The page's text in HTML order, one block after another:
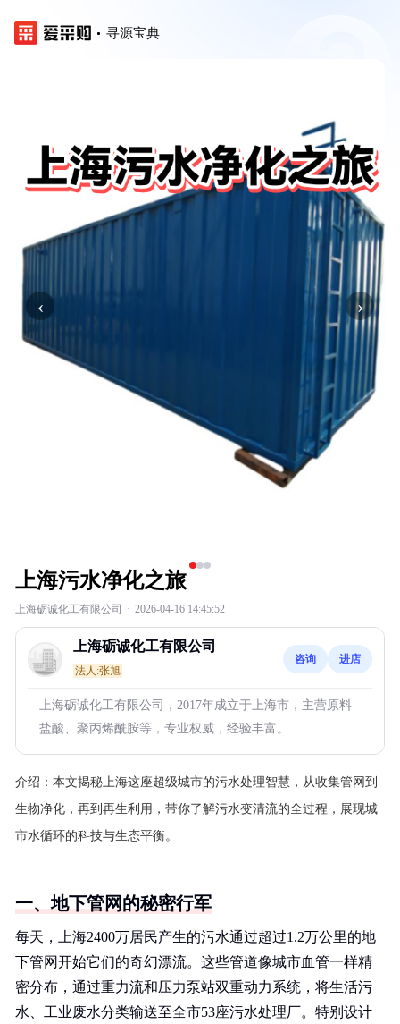
寻源宝典
‹ ›
上海污水净化之旅
上海砺诚化工有限公司 · 2026-04-16 14:45:52
上海砺诚化工有限公司
法人:张旭
咨询 进店
上海砺诚化工有限公司，2017年成立于上海市，主营原料
盐酸、聚丙烯酰胺等，专业权威，经验丰富。
介绍： 本文揭秘上海这座超级城市的污水处理智慧，从收集管网到
生物净化，再到再生利用，带你了解污水变清流的全过程，展现城
市水循环的科技与生态平衡。
一、地下管网的秘密行军
每天，上海2400万居民产生的污水通过超过1.2万公里的地
下管网开始它们的奇幻漂流。这些管道像城市血管一样精
密分布，通过重力流和压力泵站双重动力系统，将生活污
水、工业废水分类输送至全市53座污水处理厂。特别设计